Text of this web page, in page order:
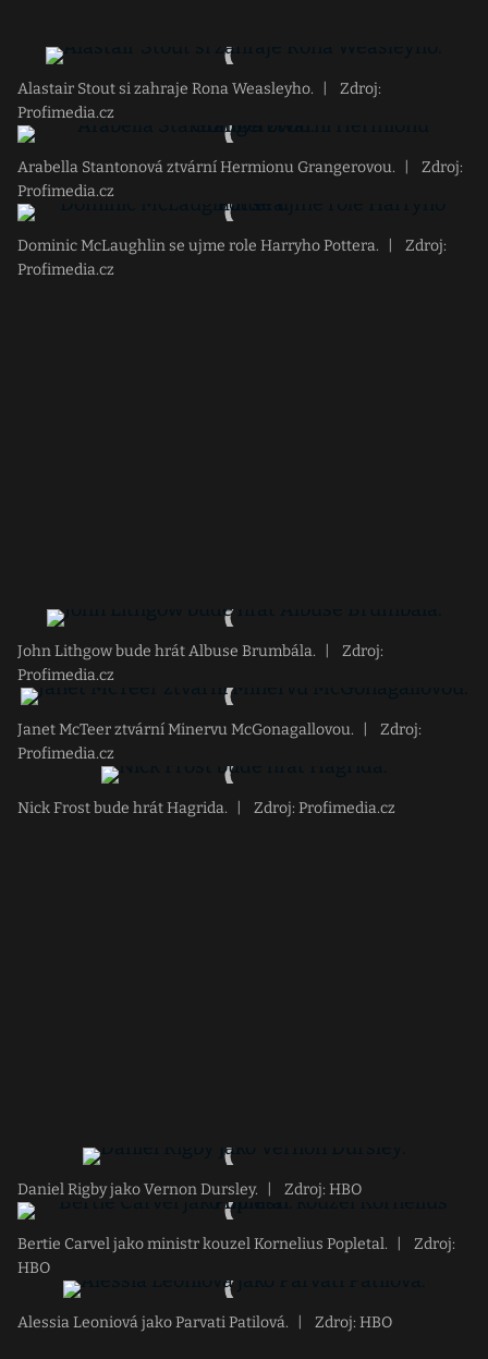
Alastair Stout si zahraje Rona Weasleyho.
Zdroj:
Profimedia.cz
Arabella Stantonová ztvární Hermionu Grangerovou.
Zdroj:
Profimedia.cz
Dominic McLaughlin se ujme role Harryho Pottera.
Zdroj:
Profimedia.cz
John Lithgow bude hrát Albuse Brumbála.
Zdroj:
Profimedia.cz
Janet McTeer ztvární Minervu McGonagallovou.
Zdroj:
Profimedia.cz
Nick Frost bude hrát Hagrida. Zdroj: Profimedia.cz
Daniel Rigby jako Vernon Dursley. Zdroj: HBO
Bertie Carvel jako ministr kouzel Kornelius Popletal.
Zdroj:
HBO
Alessia Leoniová jako Parvati Patilová. Zdroj: HBO